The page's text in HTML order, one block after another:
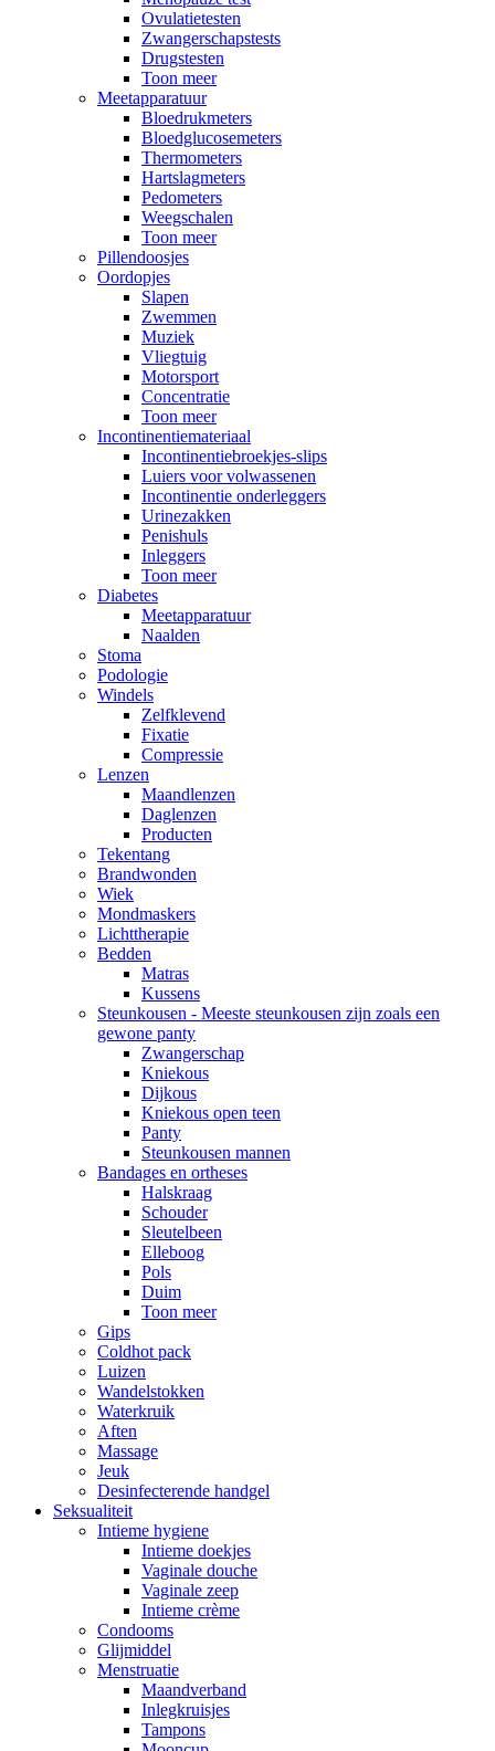
Ovulatietesten
Zwangerschapstests
Drugstesten
Toon meer
Meetapparatuur
Bloedrukmeters
Bloedglucosemeters
Thermometers
Hartslagmeters
Pedometers
Weegschalen
Toon meer
Pillendoosjes
Oordopjes
Slapen
Zwemmen
Muziek
Vliegtuig
Motorsport
Concentratie
Toon meer
Incontinentiemateriaal
Incontinentiebroekjes-slips
Luiers voor volwassenen
Incontinentie onderleggers
Urinezakken
Penishuls
Inleggers
Toon meer
Diabetes
Meetapparatuur
Naalden
Stoma
Podologie
Windels
Zelfklevend
Fixatie
Compressie
Lenzen
Maandlenzen
Daglenzen
Producten
Tekentang
Brandwonden
Wiek
Mondmaskers
Lichttherapie
Bedden
Matras
Kussens
Steunkousen - Meeste steunkousen zijn zoals een
gewone panty
Zwangerschap
Kniekous
Dijkous
Kniekous open teen
Panty
Steunkousen mannen
Bandages en ortheses
Halskraag
Schouder
Sleutelbeen
Elleboog
Pols
Duim
Toon meer
Gips
Coldhot pack
Luizen
Wandelstokken
Waterkruik
Aften
Massage
Jeuk
Desinfecterende handgel
Seksualiteit
Intieme hygiene
Intieme doekjes
Vaginale douche
Vaginale zeep
Intieme crème
Condooms
Glijmiddel
Menstruatie
Maandverband
Inlegkruisjes
Tampons